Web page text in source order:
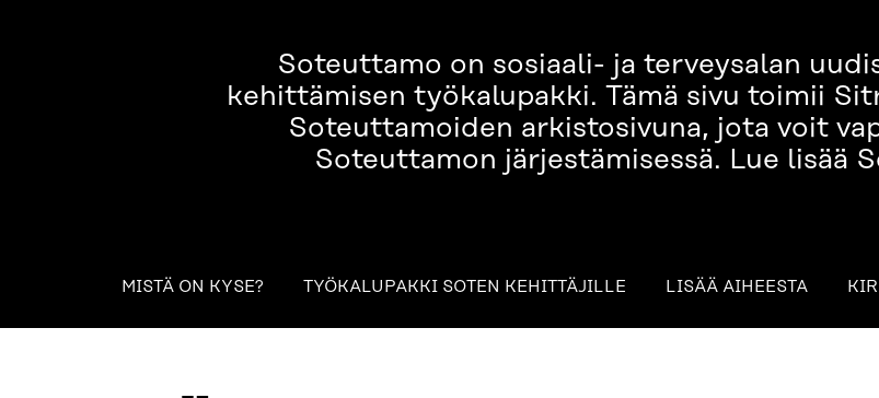
Soteuttamo on sosiaali- ja terveysalan
kehittämisen työkalupakki. Tämä sivu toimii
Soteuttamoiden arkistosivuna, jota voit
Soteuttamon järjestämisessä. Lue lisää
table_of_contents
MISTÄ ON KYSE? TYÖKALUPAKKI SOTEN KEHITTÄJILLE LISÄÄ AIHEESTA